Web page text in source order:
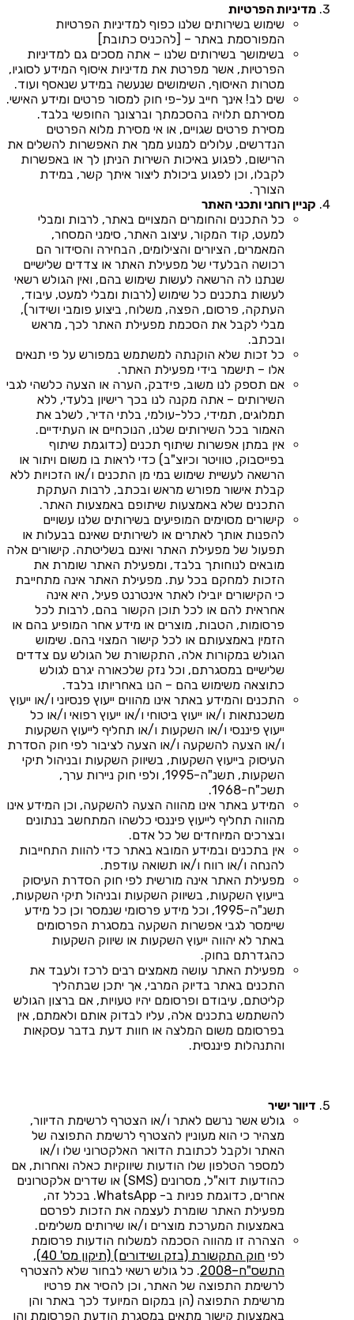
מדיניות הפרטיות
שימוש בשירותים שלנו כפוף למדיניות הפרטיות
המפורסמת באתר – [להכניס כתובת]
בשימושך בשירותים שלנו – אתה מסכים גם למדיניות
הפרטיות, אשר מפרטת את מדיניות איסוף המידע לסוגיו,
מטרות האיסוף, השימושים שנעשה במידע שנאסף ועוד.
שים לב! אינך חייב על-פי חוק למסור פרטים ומידע האישי.
מסירתם תלויה בהסכמתך וברצונך החופשי בלבד.
מסירת פרטים שגויים, או אי מסירת מלוא הפרטים
הנדרשים, עלולים למנוע ממך את האפשרות להשלים את
הרישום, לפגוע באיכות השירות הניתן לך או באפשרות
לקבלו, וכן לפגוע ביכולת ליצור איתך קשר, במידת
הצורך.
קניין רוחני ותכני האתר
כל התכנים והחומרים המצויים באתר, לרבות ומבלי
למעט, קוד המקור, עיצוב האתר, סימני המסחר,
המאמרים, הציורים והצילומים, הבחירה והסידור הם
רכושה הבלעדי של מפעילת האתר או צדדים שלישיים
שנתנו לה הרשאה לעשות שימוש בהם, ואין הגולש רשאי
לעשות בתכנים כל שימוש (לרבות ומבלי למעט, עיבוד,
העתקה, פרסום, הפצה, משלוח, ביצוע פומבי ושידור),
מבלי לקבל את הסכמת מפעילת האתר לכך, מראש
ובכתב.
כל זכות שלא הוקנתה למשתמש במפורש על פי תנאים
אלו – תישמר בידי מפעילת האתר.
אם תספק לנו משוב, פידבק, הערה או הצעה כלשהי לגבי
השירותים – אתה מקנה לנו בכך רישיון בלעדי, ללא
תמלוגים, תמידי, כלל-עולמי, בלתי הדיר, לשלב את
האמור בכל השירותים שלנו, הנוכחיים או העתידיים.
אין במתן אפשרות שיתוף תכנים (כדוגמת שיתוף
בפייסבוק, טוויטר וכיוצ"ב) כדי לראות בו משום ויתור או
הרשאה לעשיית שימוש במי מן התכנים ו/או הזכויות ללא
קבלת אישור מפורש מראש ובכתב, לרבות העתקת
התכנים שלא באמצעות שיתופם באמצעות האתר.
קישורים מסוימים המופיעים בשירותים שלנו עשויים
להפנות אותך לאתרים או לשירותים שאינם בבעלות או
תפעול של מפעילת האתר ואינם בשליטתה. קישורים אלה
מובאים לנוחותך בלבד, ומפעילת האתר שומרת את
הזכות למחקם בכל עת. מפעילת האתר אינה מתחייבת
כי הקישורים יובילו לאתר אינטרנט פעיל, היא אינה
אחראית להם או לכל תוכן הקשור בהם, לרבות לכל
פרסומות, הטבות, מוצרים או מידע אחר המופיע בהם או
הזמין באמצעותם או לכל קישור המצוי בהם. שימוש
הגולש במקורות אלה, התקשורת של הגולש עם צדדים
שלישיים במסגרתם, וכל נזק שלכאורה יגרם לגולש
כתוצאה משימוש בהם – הנו באחריותו בלבד.
התכנים והמידע באתר אינו מהווים ייעוץ פנסיוני ו/או ייעוץ
משכנתאות ו/או ייעוץ ביטוחי ו/או ייעוץ רפואי ו/או כל
ייעוץ פיננסי ו/או השקעות ו/או תחליף לייעוץ השקעות
ו/או הצעה להשקעה ו/או הצעה לציבור לפי חוק הסדרת
העיסוק בייעוץ השקעות, בשיווק השקעות ובניהול תיקי
השקעות, תשנ"ה-1995, ולפי חוק ניירות ערך,
תשכ"ח-1968.
המידע באתר אינו מהווה הצעה להשקעה, וכן המידע אינו
מהווה תחליף לייעוץ פיננסי כלשהו המתחשב בנתונים
ובצרכים המיוחדים של כל אדם.
אין בתכנים ובמידע המובא באתר כדי להוות התחייבות
להנחה ו/או רווח ו/או תשואה עודפת.
מפעילת האתר אינה מורשית לפי חוק הסדרת העיסוק
בייעוץ השקעות, בשיווק השקעות ובניהול תיקי השקעות,
תשנ"ה-1995, וכל מידע פרסומי שנמסר וכן כל מידע
שיימסר לגבי אפשרות השקעה במסגרת הפרסומים
באתר לא יהווה ייעוץ השקעות או שיווק השקעות
כהגדרתם בחוק.
מפעילת האתר עושה מאמצים רבים לרכז ולעבד את
התכנים באתר בדיוק המרבי, אך יתכן שבתהליך
קליטתם, עיבודם ופרסומם יהיו טעויות, אם ברצון הגולש
להשתמש בתכנים אלה, עליו לבדוק אותם ולאמתם, אין
בפרסומם משום המלצה או חוות דעת בדבר עסקאות
והתנהלות פיננסית.
דיוור ישיר
גולש אשר נרשם לאתר ו/או הצטרף לרשימת הדיוור,
מצהיר כי הוא מעוניין להצטרף לרשימת התפוצה של
האתר ולקבל לכתובת הדואר האלקטרוני שלו ו/או
למספר הטלפון שלו הודעות שיווקיות כאלה ואחרות, אם
כהודעות דוא"ל, מסרונים (SMS) או שדרים אלקטרונים
אחרים, כדוגמת פניות ב- WhatsApp. בכלל זה,
מפעילת האתר שומרת לעצמה את הזכות לפרסם
באמצעות המערכת מוצרים ו/או שירותים משלימים.
הצהרה זו מהווה הסכמה למשלוח הודעות פרסומת
לפי
חוק התקשורת (בזק ושידורים) (תיקון מס' 40),
התשס"ח–2008
. כל גולש רשאי לבחור שלא להצטרף
לרשימת התפוצה של האתר, וכן להסיר את פרטיו
מרשימת התפוצה (הן במקום המיועד לכך באתר והן
באמצעות קישור מתאים במסגרת הודעת הפרסומת והן